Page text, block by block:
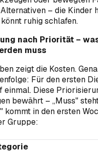
– die Kinder
ruhig schlafen.
nach Priorität –
muss
zeigt die Kosten.
Für den ersten
einmal. Diese
bewährt – „Muss"
kommt in den ersten
Gruppe: